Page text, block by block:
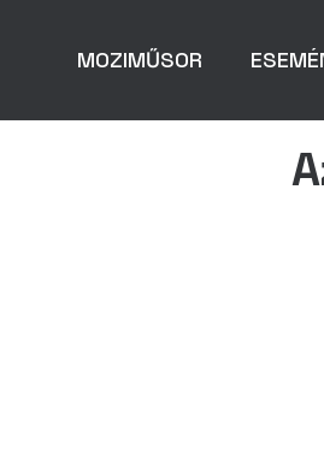
MOZIMŰSOR